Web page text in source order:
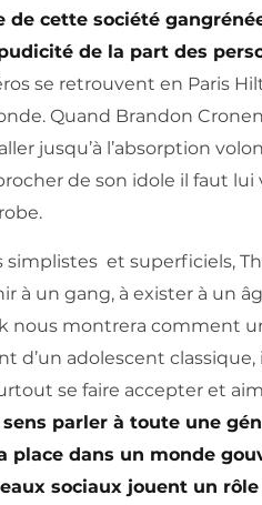
de cette société
de la part des
se retrouvent en Paris
Quand Brandon
jusqu’à l’absorption
de son idole il faut lui
simplistes et superficiels,
à un gang, à exister à un
nous montrera comment
d’un adolescent
se faire accepter et
parler à toute une
place dans un monde
sociaux jouent un